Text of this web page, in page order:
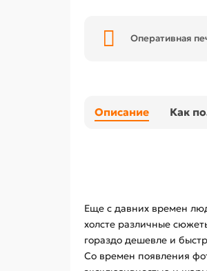
Оперативная
Описание Как
Еще с давних времен
холсте различные
гораздо дешевле и
Со времен появления